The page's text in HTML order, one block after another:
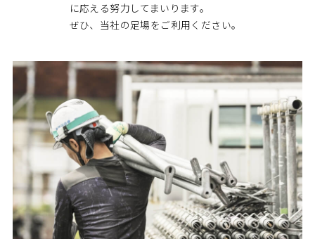
に応える努力してまいります。
ぜひ、当社の足場をご利用ください。